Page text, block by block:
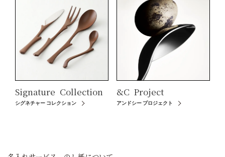
Signature Collection
シグネチャー コレクション
&C Project
アンドシー プロジェクト